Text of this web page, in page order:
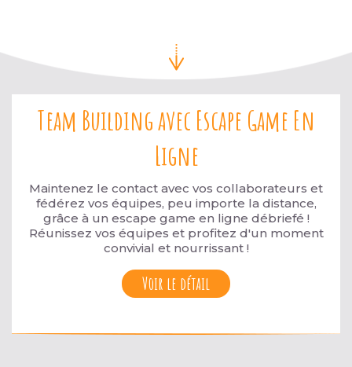
Team Building avec Escape Game En
Ligne
Maintenez le contact avec vos collaborateurs et
fédérez vos équipes, peu importe la distance,
grâce à un escape game en ligne débriefé !
Réunissez vos équipes et profitez d'un moment
convivial et nourrissant !
Voir le détail